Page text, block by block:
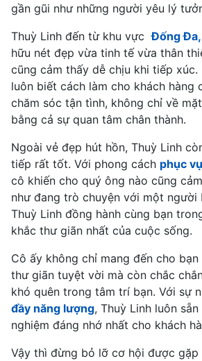
gần gũi như những người yêu lý
Thuỳ Linh đến từ khu vựcĐống
hữu nét đẹp vừa tinh tế vừa thân
cũng cảm thấy dễ chịu khi tiếp
luôn biết cách làm cho khách hàng
chăm sóc tận tình, không chỉ về
bằng cả sự quan tâm chân thành.
Ngoài vẻ đẹp hút hồn, Thuỳ Linh
tiếp rất tốt. Với phong cách phục
cô khiến cho quý ông nào cũng
như đang trò chuyện với một người
Thuỳ Linh đồng hành cùng bạn
khắc thư giãn nhất của cuộc sống.
Cô ấy không chỉ mang đến cho
thư giãn tuyệt vời mà còn chắc
khó quên trong tâm trí bạn. Với sự
đầy năng lượng, Thuỳ Linh luôn
nghiệm đáng nhớ nhất cho khách
Vậy thì đừng bỏ lỡ cơ hội được